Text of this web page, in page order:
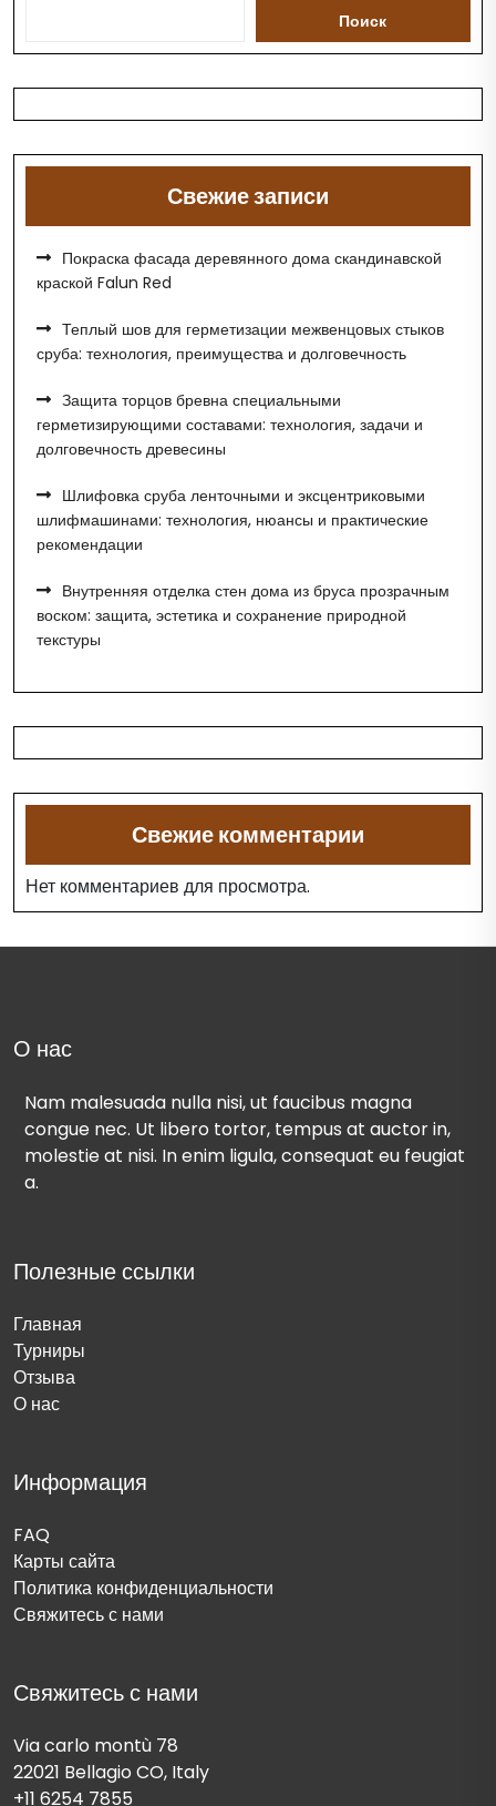
Поиск
Свежие записи
Покраска фасада деревянного дома скандинавской
краской Falun Red
Теплый шов для герметизации межвенцовых стыков
сруба: технология, преимущества и долговечность
Защита торцов бревна специальными
герметизирующими составами: технология, задачи и
долговечность древесины
Шлифовка сруба ленточными и эксцентриковыми
шлифмашинами: технология, нюансы и практические
рекомендации
Внутренняя отделка стен дома из бруса прозрачным
воском: защита, эстетика и сохранение природной
текстуры
Свежие комментарии
Нет комментариев для просмотра.
О нас
Nam malesuada nulla nisi, ut faucibus magna
congue nec. Ut libero tortor, tempus at auctor in,
molestie at nisi. In enim ligula, consequat eu feugiat
a.
Полезные ссылки
Главная
Турниры
Отзыва
О нас
Информация
FAQ
Карты сайта
Политика конфиденциальности
Свяжитесь с нами
Свяжитесь с нами
Via carlo montù 78
22021 Bellagio CO, Italy
+11 6254 7855